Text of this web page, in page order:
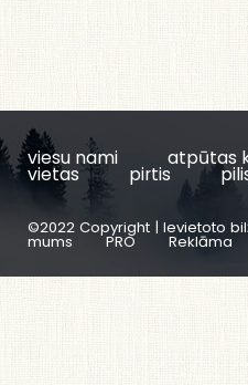
viesu nami atpūtas
vietas pirtis
©2022 Copyright | Ievietoto
mums PRO Reklāma